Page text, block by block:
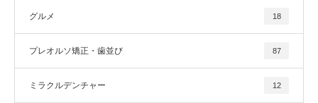
グルメ 18
プレオルソ矯正・歯並び 87
ミラクルデンチャー 12